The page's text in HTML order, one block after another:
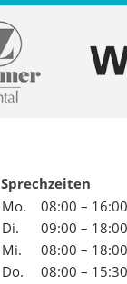
Sprechzeiten
Mo.
08:00 –
Di.
09:00 –
Mi.
08:00 –
Do.
08:00 –